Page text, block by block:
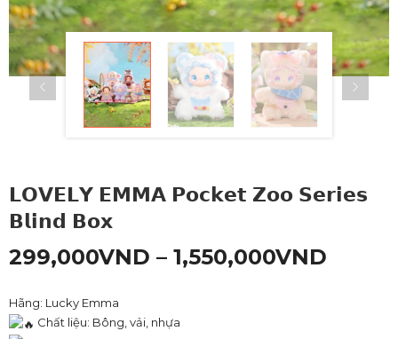
𝗟𝗢𝗩𝗘𝗟𝗬 𝗘𝗠𝗠𝗔 𝗣𝗼𝗰𝗸𝗲𝘁 𝗭𝗼𝗼 𝗦𝗲𝗿𝗶𝗲𝘀
𝗕𝗹𝗶𝗻𝗱 𝗕𝗼𝘅
299,000VND – 1,550,000VND
Hãng: Lucky Emma
Chất liệu: Bông, vải, nhựa